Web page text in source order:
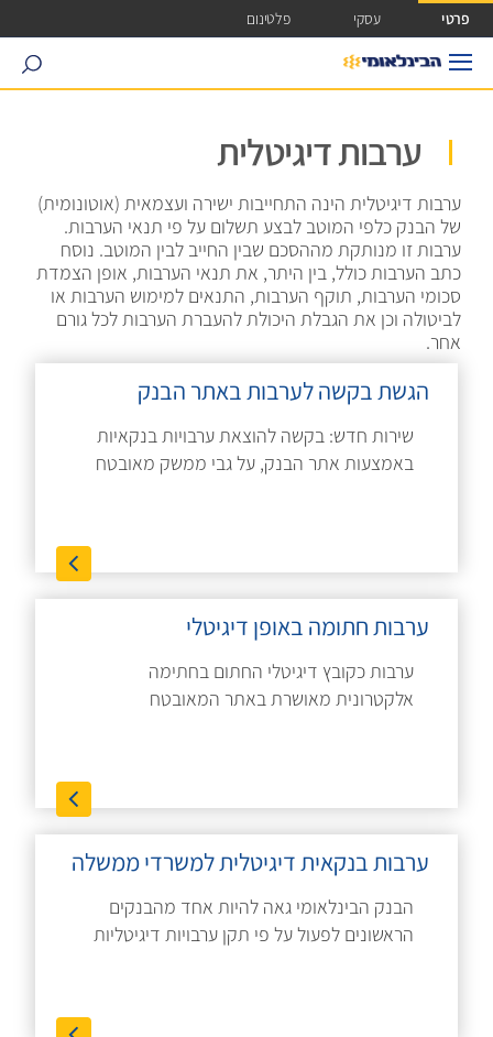
גישה ישירה לכפתור כניסה לחשבונך
פרטי עסקי פלטינום
search
ערבות דיגיטלית
ערבות דיגיטלית הינה התחייבות ישירה ועצמאית (אוטונומית)
של הבנק כלפי המוטב לבצע תשלום על פי תנאי הערבות.
ערבות זו מנותקת מההסכם שבין החייב לבין המוטב. נוסח
כתב הערבות כולל, בין היתר, את תנאי הערבות, אופן הצמדת
סכומי הערבות, תוקף הערבות, התנאים למימוש הערבות או
לביטולה וכן את הגבלת היכולת להעברת הערבות לכל גורם
אחר.
הגשת בקשה לערבות באתר הבנק
שירות חדש: בקשה להוצאת ערבויות בנקאיות
באמצעות אתר הבנק, על גבי ממשק מאובטח
ערבות חתומה באופן דיגיטלי
ערבות כקובץ דיגיטלי החתום בחתימה
אלקטרונית מאושרת באתר המאובטח
ערבות בנקאית דיגיטלית למשרדי ממשלה
הבנק הבינלאומי גאה להיות אחד מהבנקים
הראשונים לפעול על פי תקן ערבויות דיגיטליות